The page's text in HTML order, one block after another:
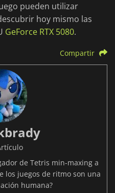
pueden utilizar
hoy mismo las
GeForce RTX 5080.
Compartir
de Tetris min-maxing a
los juegos de ritmo son una
humana?